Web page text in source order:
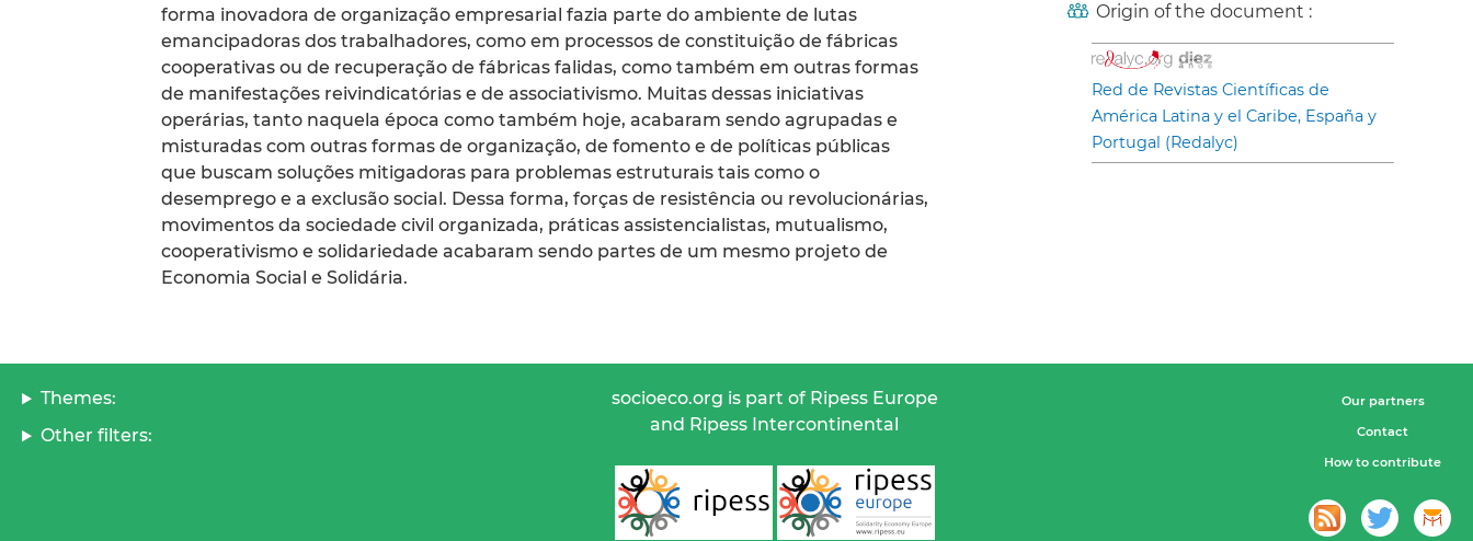
forma inovadora de organização empresarial fazia parte do ambiente de lutas
emancipadoras dos trabalhadores, como em processos de constituição de fábricas
cooperativas ou de recuperação de fábricas falidas, como também em outras formas
de manifestações reivindicatórias e de associativismo. Muitas dessas iniciativas
operárias, tanto naquela época como também hoje, acabaram sendo agrupadas e
misturadas com outras formas de organização, de fomento e de políticas públicas
que buscam soluções mitigadoras para problemas estruturais tais como o
desemprego e a exclusão social. Dessa forma, forças de resistência ou revolucionárias,
movimentos da sociedade civil organizada, práticas assistencialistas, mutualismo,
cooperativismo e solidariedade acabaram sendo partes de um mesmo projeto de
Economia Social e Solidária.
Origin of the document :
Red de Revistas Científicas de
América Latina y el Caribe, España y
Portugal (Redalyc)
Themes:
Other filters:
socioeco.org is part of Ripess Europe
and Ripess Intercontinental
Our partners
Contact
How to contribute